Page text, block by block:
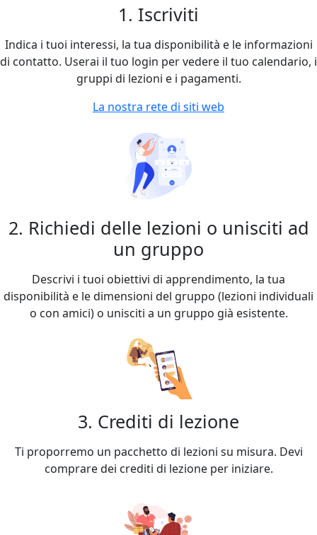
1. Iscriviti
Indica i tuoi interessi, la tua disponibilità e le informazioni
di contatto. Userai il tuo login per vedere il tuo calendario, i
gruppi di lezioni e i pagamenti.
La nostra rete di siti web
2. Richiedi delle lezioni o unisciti ad
un gruppo
Descrivi i tuoi obiettivi di apprendimento, la tua
disponibilità e le dimensioni del gruppo (lezioni individuali
o con amici) o unisciti a un gruppo già esistente.
3. Crediti di lezione
Ti proporremo un pacchetto di lezioni su misura. Devi
comprare dei crediti di lezione per iniziare.